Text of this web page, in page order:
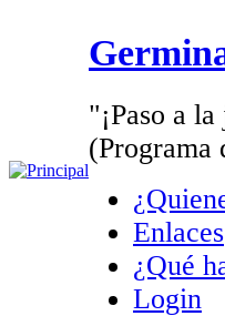
"¡Paso a
(Programa
Enlaces
¿Qué
Login